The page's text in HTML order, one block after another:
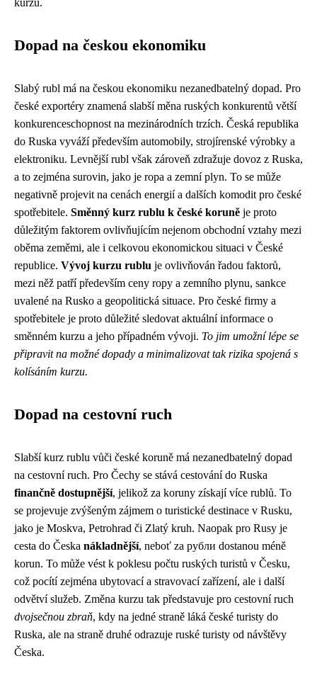
kurzu.
Dopad na českou ekonomiku
Slabý rubl má na českou ekonomiku nezanedbatelný dopad. Pro
české exportéry znamená slabší měna ruských konkurentů větší
konkurenceschopnost na mezinárodních trzích. Česká republika
do Ruska vyváží především automobily, strojírenské výrobky a
elektroniku. Levnější rubl však zároveň zdražuje dovoz z Ruska,
a to zejména surovin, jako je ropa a zemní plyn. To se může
negativně projevit na cenách energií a dalších komodit pro české
spotřebitele. Směnný kurz rublu k české koruně je proto
důležitým faktorem ovlivňujícím nejenom obchodní vztahy mezi
oběma zeměmi, ale i celkovou ekonomickou situaci v České
republice. Vývoj kurzu rublu je ovlivňován řadou faktorů,
mezi něž patří především ceny ropy a zemního plynu, sankce
uvalené na Rusko a geopolitická situace. Pro české firmy a
spotřebitele je proto důležité sledovat aktuální informace o
směnném kurzu a jeho případném vývoji. To jim umožní lépe se
připravit na možné dopady a minimalizovat tak rizika spojená s
kolísáním kurzu.
Dopad na cestovní ruch
Slabší kurz rublu vůči české koruně má nezanedbatelný dopad
na cestovní ruch. Pro Čechy se stává cestování do Ruska
finančně dostupnější, jelikož za koruny získají více rublů. To
se projevuje zvýšeným zájmem o turistické destinace v Rusku,
jako je Moskva, Petrohrad či Zlatý kruh. Naopak pro Rusy je
cesta do Česka nákladnější, neboť za рубли dostanou méně
korun. To může vést k poklesu počtu ruských turistů v Česku,
což pocítí zejména ubytovací a stravovací zařízení, ale i další
odvětví služeb. Změna kurzu tak představuje pro cestovní ruch
dvojsečnou zbraň, kdy na jedné straně láká české turisty do
Ruska, ale na straně druhé odrazuje ruské turisty od návštěvy
Česka.